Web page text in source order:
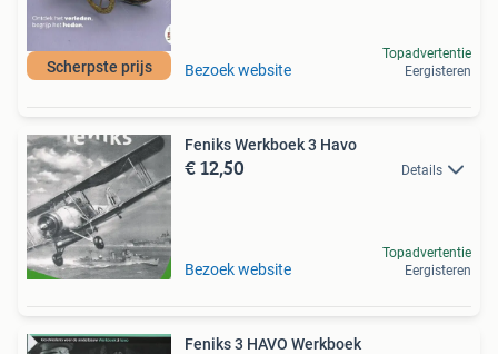
Scherpste prijs Bezoek website
Topadvertentie
Eergisteren
Feniks Werkboek 3 Havo
€ 12,50 Details
Bezoek website
Topadvertentie
Eergisteren
Feniks 3 HAVO Werkboek